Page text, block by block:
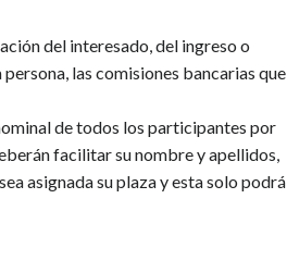
del interesado, del ingreso o
las comisiones bancarias que
de todos los participantes por
facilitar su nombre y apellidos,
asignada su plaza y esta solo podrá